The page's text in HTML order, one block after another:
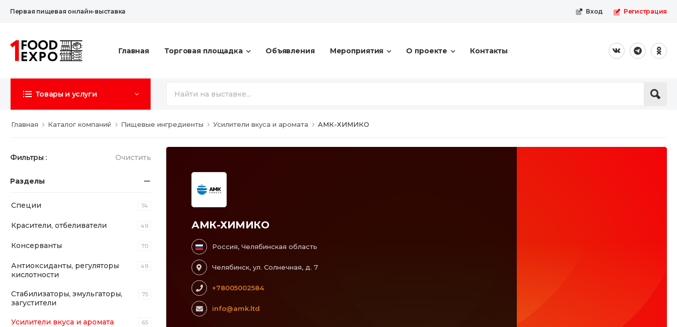
Первая пищевая онлайн-выставка Вход Регистрация
Главная Торговая площадка Объявления Мероприятия О проекте Контакты
Товары и услуги
Главная Каталог компаний Пищевые ингредиенты Усилители вкуса и аромата АМК-ХИМИКО
Фильтры : Очистить
Разделы
Специи 74
Красители, отбеливатели 49
Консерванты 70
Антиоксиданты, регуляторы
кислотности
49
Стабилизаторы, эмульгаторы,
загустители
75
Усилители вкуса и аромата 65
АМК-ХИМИКО
Россия, Челябинская область
Челябинск, ул. Солнечная, д. 7
+78005002584
info@amk.ltd